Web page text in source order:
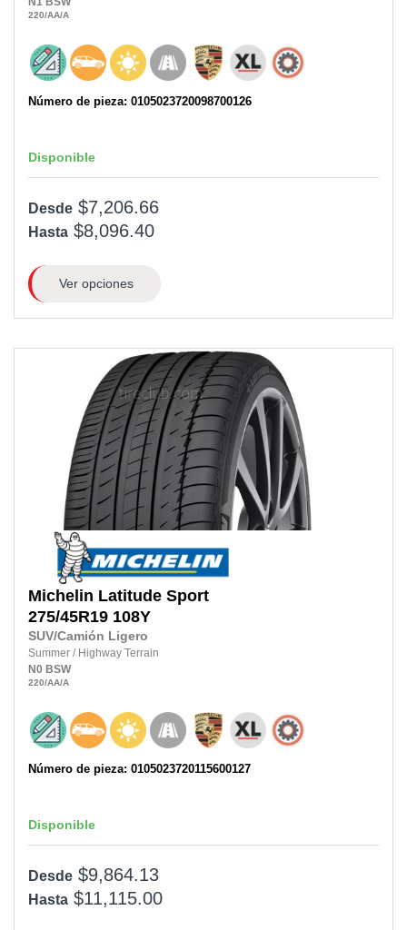
220/AA/A
Número de pieza: 0105023720098700126
Disponible
Desde $7,206.66
Hasta $8,096.40
Ver opciones
Michelin Latitude Sport
275/45R19 108Y
SUV/Camión Ligero
Summer / Highway Terrain
N0 BSW
220/AA/A
Número de pieza: 0105023720115600127
Disponible
Desde $9,864.13
Hasta $11,115.00